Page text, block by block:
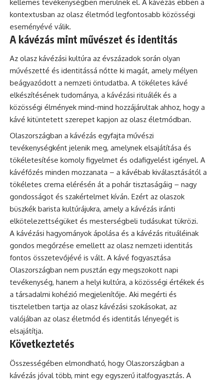
kellemes tevékenységben merülnek el. A kávézás ebben a
kontextusban az olasz életmód legfontosabb közösségi
eseményévé válik.
A kávézás mint művészet és identitás
Az olasz kávézási kultúra az évszázadok során olyan
művészetté és identitássá nőtte ki magát, amely mélyen
beágyazódott a nemzeti öntudatba. A tökéletes kávé
elkészítésének tudománya, a kávézási rituálék és a
közösségi élmények mind-mind hozzájárultak ahhoz, hogy a
kávé kitüntetett szerepet kapjon az olasz életmódban.
Olaszországban a kávézás egyfajta művészi
tevékenységként jelenik meg, amelynek elsajátítása és
tökéletesítése komoly figyelmet és odafigyelést igényel. A
kávéfőzés minden mozzanata – a kávébab kiválasztásától a
tökéletes crema elérésén át a pohár tisztaságáig – nagy
gondosságot és szakértelmet kíván. Ezért az olaszok
büszkék barista kultúrájukra, amely a kávézás iránti
elkötelezettségüket és mesterségbeli tudásukat tükrözi.
A kávézási hagyományok ápolása és a kávézás rituáléinak
gondos megőrzése emellett az olasz nemzeti identitás
fontos összetevőjévé is vált. A kávé fogyasztása
Olaszországban nem pusztán egy megszokott napi
tevékenység, hanem a helyi kultúra, a közösségi értékek és
a társadalmi kohézió megjelenítője. Aki megérti és
tiszteletben tartja az olasz kávézási szokásokat, az
valójában az olasz életmód és identitás lényegét is
elsajátítja.
Következtetés
Összességében elmondható, hogy Olaszországban a
kávézás jóval több, mint egy egyszerű italfogyasztás. A